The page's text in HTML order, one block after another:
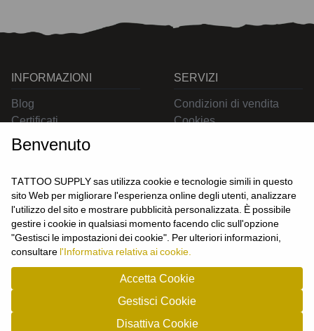
CONTATTACI
INFORMAZIONI
Blog
Certificati
Contatti
SERVIZI
Condizioni di vendita
Cookies
UTENTE
Login
Registrati
tel: 0119101326 - P.Iva/cf: 09963530010
Benvenuto
TATTOO SUPPLY sas utilizza cookie e tecnologie simili in questo
sito Web per migliorare l'esperienza online degli utenti, analizzare
l'utilizzo del sito e mostrare pubblicità personalizzata. È possibile
gestire i cookie in qualsiasi momento facendo clic sull'opzione
"Gestisci le impostazioni dei cookie". Per ulteriori informazioni,
consultare l'Informativa relativa ai cookie.
Accetta Cookie
Gestisci Cookie
Disattiva Cookie